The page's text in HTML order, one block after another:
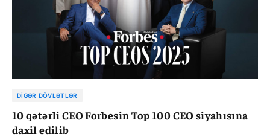
DIGƏR DÖVLƏTLƏR
10 qətərli CEO Forbesin Top 100 CEO siyahısına
daxil edilib